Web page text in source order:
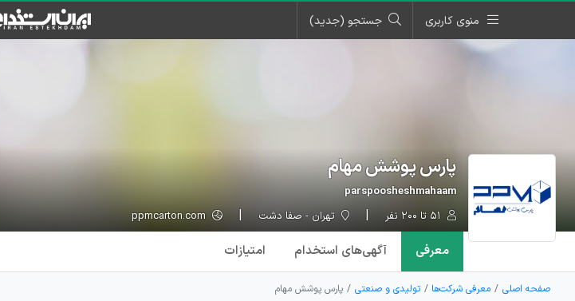
منوی کاربری جستجو (جدید)
پارس پوشش مهام
parspoosheshmahaam
تهران - صفا دشت
معرفی آگهی‌های استخدام امتیازات
صفحه اصلی معرفی شرکت‌ها تولیدی و صنعتی پارس پوشش مهام